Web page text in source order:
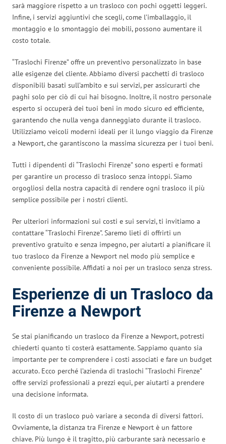
sarà maggiore rispetto a un trasloco con pochi oggetti leggeri.
Infine, i servizi aggiuntivi che scegli, come l’imballaggio, il
montaggio e lo smontaggio dei mobili, possono aumentare il
costo totale.
“Traslochi Firenze” offre un preventivo personalizzato in base
alle esigenze del cliente. Abbiamo diversi pacchetti di trasloco
disponibili basati sull’ambito e sui servizi, per assicurarti che
paghi solo per ciò di cui hai bisogno. Inoltre, il nostro personale
esperto si occuperà dei tuoi beni in modo sicuro ed efficiente,
garantendo che nulla venga danneggiato durante il trasloco.
Utilizziamo veicoli moderni ideali per il lungo viaggio da Firenze
a Newport, che garantiscono la massima sicurezza per i tuoi beni.
Tutti i dipendenti di “Traslochi Firenze” sono esperti e formati
per garantire un processo di trasloco senza intoppi. Siamo
orgogliosi della nostra capacità di rendere ogni trasloco il più
semplice possibile per i nostri clienti.
Per ulteriori informazioni sui costi e sui servizi, ti invitiamo a
contattare “Traslochi Firenze”. Saremo lieti di offrirti un
preventivo gratuito e senza impegno, per aiutarti a pianificare il
tuo trasloco da Firenze a Newport nel modo più semplice e
conveniente possibile. Affidati a noi per un trasloco senza stress.
Esperienze di un Trasloco da
Firenze a Newport
Se stai pianificando un trasloco da Firenze a Newport, potresti
chiederti quanto ti costerà esattamente. Sappiamo quanto sia
importante per te comprendere i costi associati e fare un budget
accurato. Ecco perché l’azienda di traslochi “Traslochi Firenze”
offre servizi professionali a prezzi equi, per aiutarti a prendere
una decisione informata.
Il costo di un trasloco può variare a seconda di diversi fattori.
Ovviamente, la distanza tra Firenze e Newport è un fattore
chiave. Più lungo è il tragitto, più carburante sarà necessario e